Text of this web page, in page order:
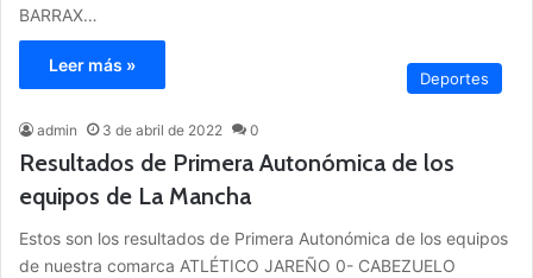
BARRAX…
Leer más »
Deportes
admin 3 de abril de 2022 0
Resultados de Primera Autonómica de los
equipos de La Mancha
Estos son los resultados de Primera Autonómica de los equipos
de nuestra comarca ATLÉTICO JAREÑO 0- CABEZUELO